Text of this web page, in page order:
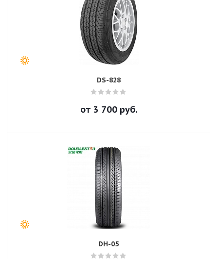
DS-828
от 3 700руб.
DH-05